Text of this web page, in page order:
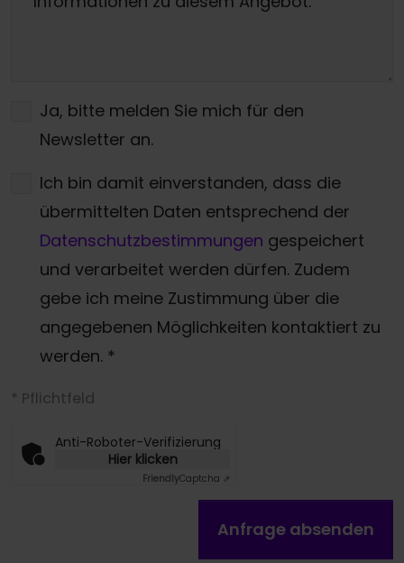
Ja, bitte melden Sie mich für den
Newsletter an.
Ich bin damit einverstanden, dass die
übermittelten Daten entsprechend der
Datenschutzbestimmungen gespeichert
und verarbeitet werden dürfen. Zudem
gebe ich meine Zustimmung über die
angegebenen Möglichkeiten kontaktiert zu
werden. *
* Pflichtfeld
Anti-Roboter-Verifizierung
Hier klicken
FriendlyCaptcha ⇗
Anfrage absenden